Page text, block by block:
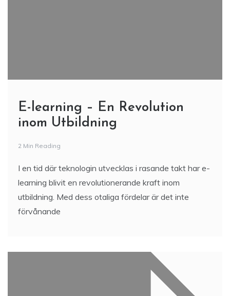
E-learning – En Revolution
inom Utbildning
2 Min Reading
I en tid där teknologin utvecklas i rasande takt har e-
learning blivit en revolutionerande kraft inom
utbildning. Med dess otaliga fördelar är det inte
förvånande